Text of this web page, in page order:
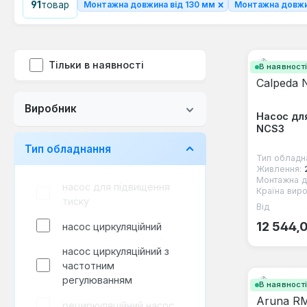
91товар Монтажна довжина від 130 мм × Монтажна
Тільки в наявності
Виробник
Тип обладнання
насос для підвищення
тиску
насос циркуляційний
насос циркуляційний з
частотним
регулюванням
В наявності
Насос
NCS3
Тип
Живлення:
Монтажна
Країна
Від
12
В наявності